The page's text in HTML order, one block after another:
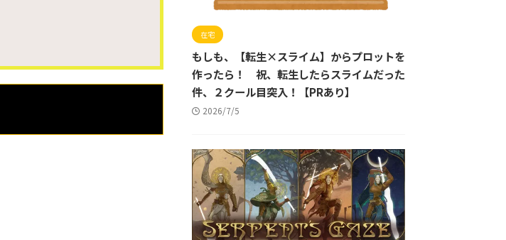
在宅
もしも、【転生×スライム】からプロットを
作ったら！ 祝、転生したらスライムだった
件、２クール目突入！【PRあり】
2026/7/5